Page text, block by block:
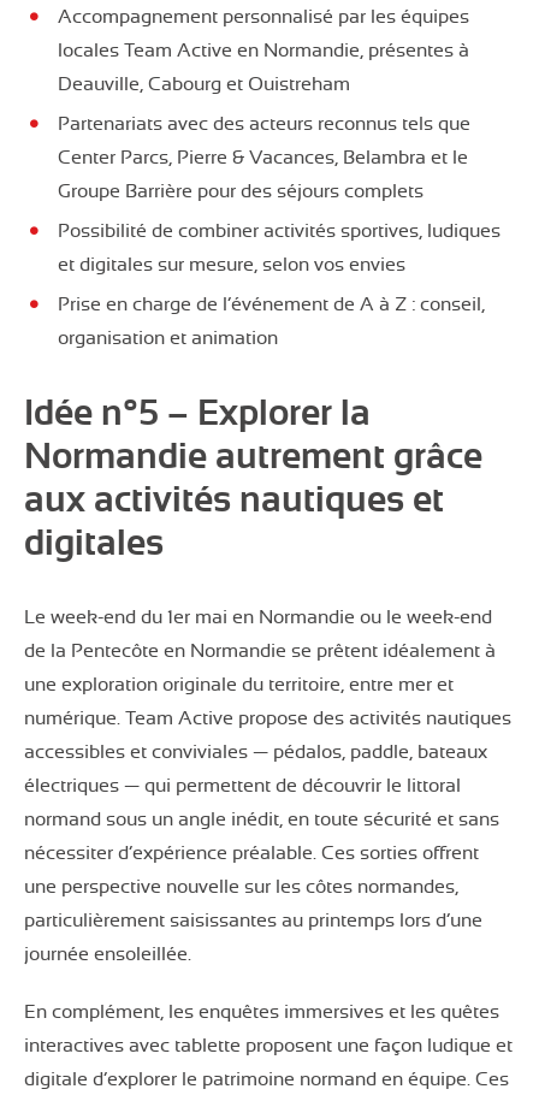
Accompagnement personnalisé par les équipes
locales Team Active en Normandie, présentes à
Deauville, Cabourg et Ouistreham
Partenariats avec des acteurs reconnus tels que
Center Parcs, Pierre & Vacances, Belambra et le
Groupe Barrière pour des séjours complets
Possibilité de combiner activités sportives, ludiques
et digitales sur mesure, selon vos envies
Prise en charge de l’événement de A à Z : conseil,
organisation et animation
Idée n°5 – Explorer la
Normandie autrement grâce
aux activités nautiques et
digitales
Le week-end du 1er mai en Normandie ou le week-end
de la Pentecôte en Normandie se prêtent idéalement à
une exploration originale du territoire, entre mer et
numérique. Team Active propose des activités nautiques
accessibles et conviviales — pédalos, paddle, bateaux
électriques — qui permettent de découvrir le littoral
normand sous un angle inédit, en toute sécurité et sans
nécessiter d’expérience préalable. Ces sorties offrent
une perspective nouvelle sur les côtes normandes,
particulièrement saisissantes au printemps lors d’une
journée ensoleillée.
En complément, les enquêtes immersives et les quêtes
interactives avec tablette proposent une façon ludique et
digitale d’explorer le patrimoine normand en équipe. Ces